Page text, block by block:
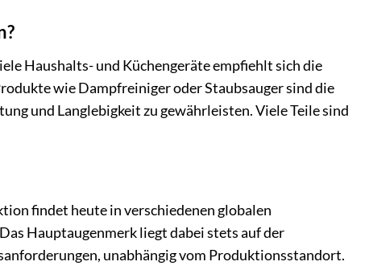
Haushalts- und Küchengeräte empfiehlt sich die
wie Dampfreiniger oder Staubsauger sind die
und Langlebigkeit zu gewährleisten. Viele Teile sind
findet heute in verschiedenen globalen
Hauptaugenmerk liegt dabei stets auf der
unabhängig vom Produktionsstandort.